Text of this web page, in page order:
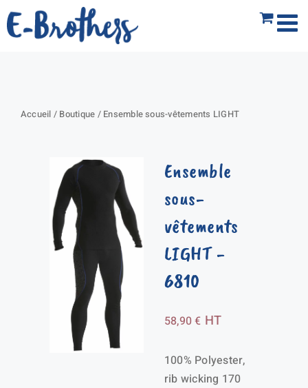
Passer
au
Accueil / Boutique / Ensemble sous-vêtements LIGHT
Ensemble
sous-
vêtements
LIGHT-
6810
58,90€ HT
100% Polyester,
rib wicking 170